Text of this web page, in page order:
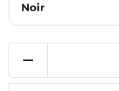
Noir